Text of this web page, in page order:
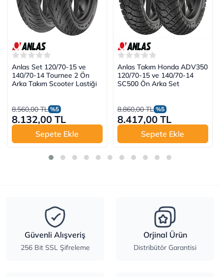
Anlas Set 120/70-15 ve
140/70-14 Tournee 2 Ön
Arka Takım Scooter Lastiği
8.560,00 TL %5
8.132,00 TL
Sepete Ekle
Anlas Takım Honda ADV350
120/70-15 ve 140/70-14
SC500 Ön Arka Set
8.860,00 TL %5
8.417,00 TL
Sepete Ekle
Güvenli Alışveriş
256 Bit SSL Şifreleme
Orjinal Ürün
Distribütör Garantisi